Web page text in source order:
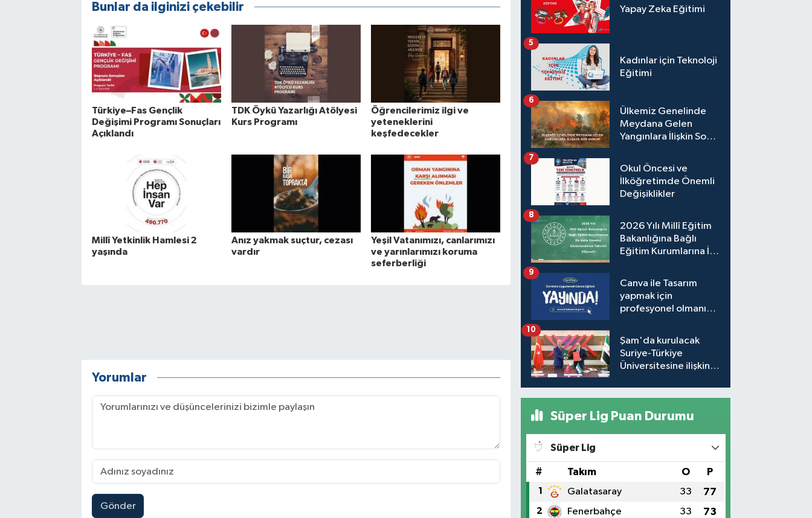
Bunlar da ilginizi çekebilir
Türkiye–Fas Gençlik
Değişimi Programı Sonuçları
Açıklandı
TDK Öykü Yazarlığı Atölyesi
Kurs Programı
Öğrencilerimiz ilgi ve
yeteneklerini
keşfedecekler
Millî Yetkinlik Hamlesi 2
yaşında
Anız yakmak suçtur, cezası
vardır
Yeşil Vatanımızı, canlarımızı
ve yarınlarımızı koruma
seferberliği
Yorumlar
Gönder
Yapay Zeka Eğitimi
Kadınlar için Teknoloji
Eğitimi
5
Ülkemiz Genelinde
Meydana Gelen
Yangınlara İlişkin Son
6
Okul Öncesi ve
İlköğretimde Önemli
Değişiklikler
7
2026 Yılı Millî Eğitim
Bakanlığına Bağlı
Eğitim Kurumlarına İlk
Takvimi (Güncel)
8
Canva ile Tasarım
yapmak için
profesyonel olmanıza
9
Şam'da kurulacak
Suriye-Türkiye
Üniversitesine ilişkin
10
Süper Lig Puan Durumu
Süper Lig
# Takım O P
1 Galatasaray 33 77
2 Fenerbahçe 33 73